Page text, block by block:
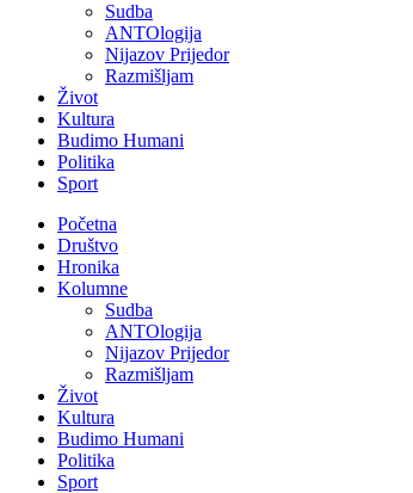
Sudba
ANTOlogija
Nijazov Prijedor
Razmišljam
Život
Kultura
Budimo Humani
Politika
Sport
Početna
Društvo
Hronika
Kolumne
Sudba
ANTOlogija
Nijazov Prijedor
Razmišljam
Život
Kultura
Budimo Humani
Politika
Sport